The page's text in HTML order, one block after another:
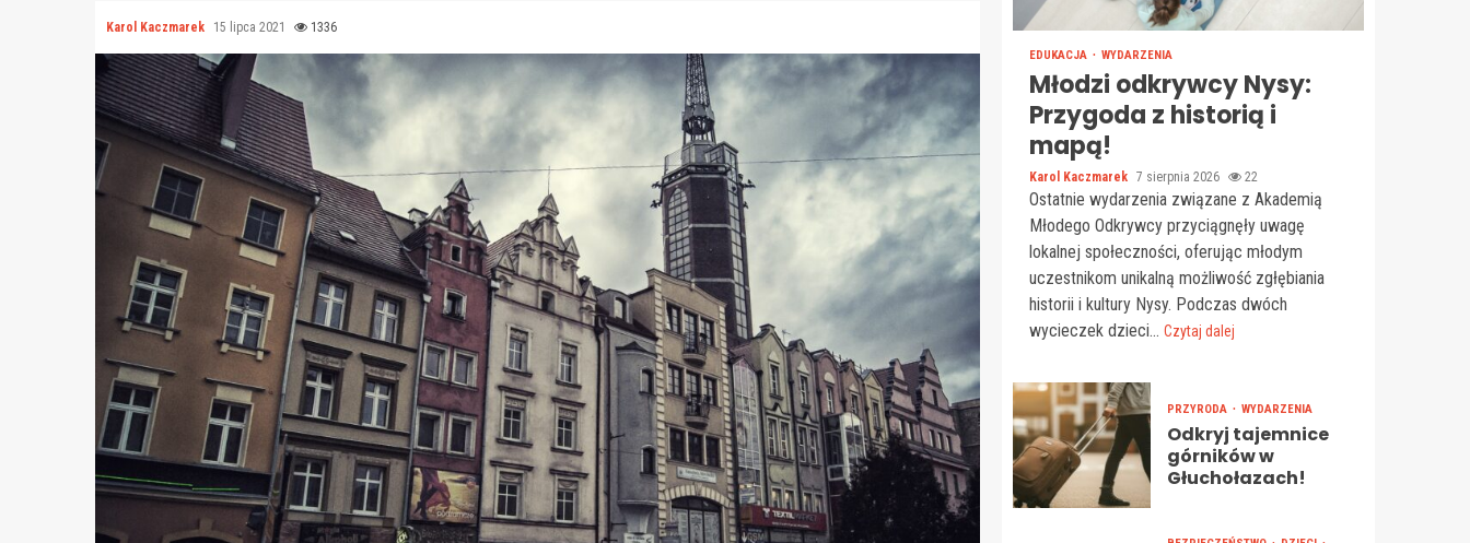
Karol Kaczmarek 15 lipca 2021 1336
EDUKACJA WYDARZENIA
Młodzi odkrywcy Nysy:
Przygoda z historią i
mapą!
Karol Kaczmarek 7 sierpnia 2026 22
Ostatnie wydarzenia związane z Akademią
Młodego Odkrywcy przyciągnęły uwagę
lokalnej społeczności, oferując młodym
uczestnikom unikalną możliwość zgłębiania
historii i kultury Nysy. Podczas dwóch
wycieczek dzieci... Czytaj dalej
PRZYRODA WYDARZENIA
Odkryj tajemnice
górników w
Głuchołazach!